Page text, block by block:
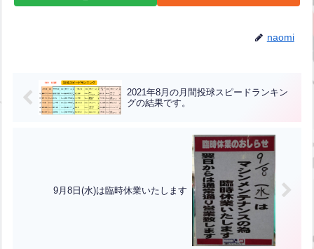
naomi
2021年8月の月間投球スピードランキン
グの結果です。
9月8日(水)は臨時休業いたします